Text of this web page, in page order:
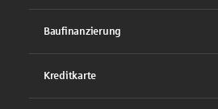
Baufinanzierung
Kreditkarte